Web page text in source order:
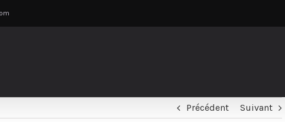
Précédent Suivant